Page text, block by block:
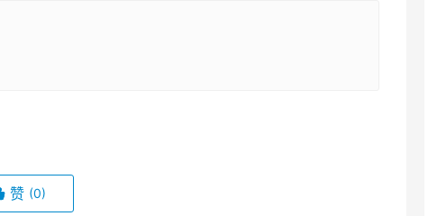
赞 (0)